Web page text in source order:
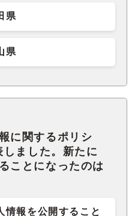
県
県
に関するポリシ
ました。新たに
ことになったのは
情報を公開すること